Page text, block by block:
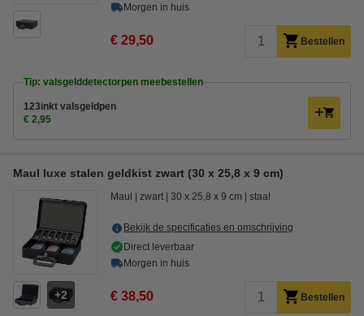
Morgen in huis
€ 29,50 Bestellen
Tip: valsgelddetectorpen meebestellen
123inkt valsgeldpen
€ 2,95
Maul luxe stalen geldkist zwart (30 x 25,8 x 9 cm)
2
Maul zwart 30 x 25,8 x 9 cm staal
Bekijk de specificaties en omschrijving
Direct leverbaar
Morgen in huis
€ 38,50 Bestellen